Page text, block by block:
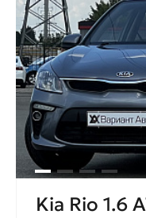
Kia Rio 1.6